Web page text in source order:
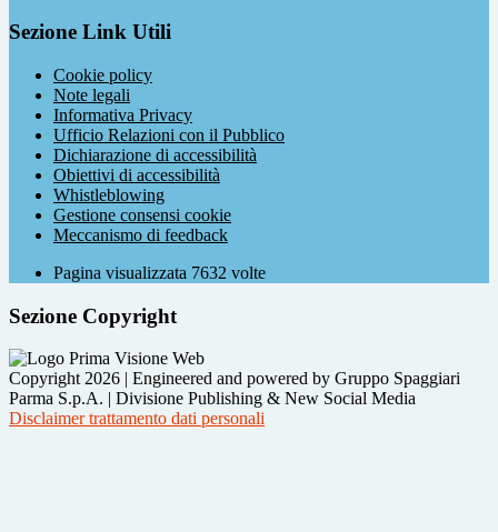
Sezione Link Utili
Cookie policy
Note legali
Informativa Privacy
Ufficio Relazioni con il Pubblico
Dichiarazione di accessibilità
Obiettivi di accessibilità
Whistleblowing
Gestione consensi cookie
Meccanismo di feedback
Pagina visualizzata 7632 volte
Sezione Copyright
Copyright 2026 | Engineered and powered by Gruppo Spaggiari
Parma S.p.A. | Divisione Publishing & New Social Media
Disclaimer trattamento dati personali